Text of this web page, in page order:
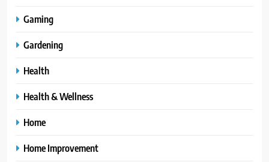
Gaming
Gardening
Health
Health & Wellness
Home
Home Improvement